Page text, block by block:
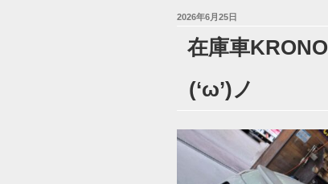
投
2026年6月25日
在庫車
(‘ω’)ノ